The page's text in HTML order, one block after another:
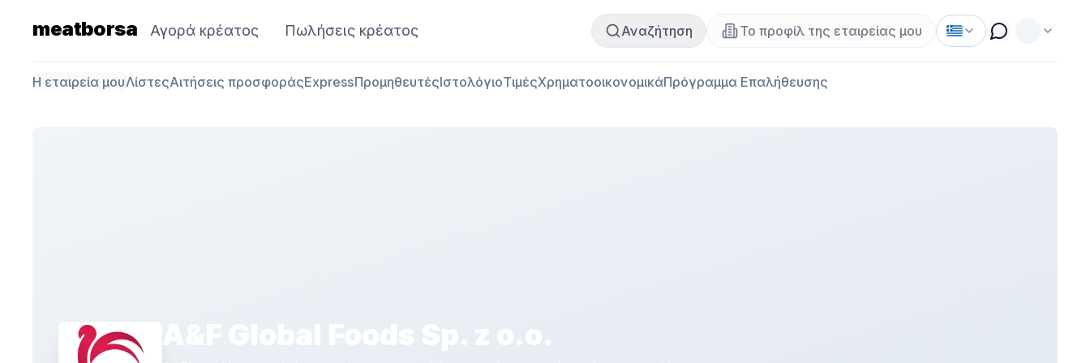
meatborsa Αγορά κρέατος Πωλήσεις κρέατος Αναζήτηση Το προφίλ της εταιρείας μου
Η εταιρεία μουΛίστεςΑιτήσεις προσφοράςExpressΠρομηθευτέςΙστολόγιοΤιμέςΧρηματοοικονομικάΠρόγραμμα Επαλήθευσης
A&F Global Foods Sp. z o.o.